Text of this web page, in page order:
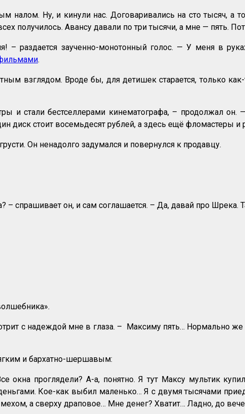
налом. Ну, и кинули нас. Договаривались на сто тысяч, а
получилось. Авансу давали по три тысячи, а мне — пять.
раздается заученно-монотонный голос. — У меня в
.
взглядом. Вроде бы, для детишек старается, только
и стали бестселлерами кинематографа, – продолжал
диск стоит восемьдесят рублей, а здесь ещё фломастеры и
Он ненадолго задумался и повернулся к продавцу.
– спрашивает он, и сам соглашается. – Да, давай про
с надеждой мне в глаза. – Максиму пять… Нормально
и бархатно-шершавым:
окна проглядели? А-а, понятно. Я тут Максу мультик
Кое-как выбил маленько… Я с двумя тысячами
а сверху драповое… Мне денег? Хватит… Ладно, до